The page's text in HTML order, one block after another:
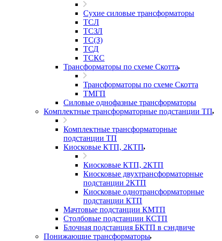
Сухие силовые трансформаторы
ТСЛ
ТСЗЛ
ТС(З)
ТСД
ТСКС
Трансформаторы по схеме Скотта
Трансформаторы по схеме Скотта
ТМГП
Силовые однофазные трансформаторы
Комплектные трансформаторные подстанции ТП
Комплектные трансформаторные
подстанции ТП
Киосковые КТП, 2КТП
Киосковые КТП, 2КТП
Киосковые двухтрансформаторные
подстанции 2КТП
Киосковые однотрансформаторные
подстанции КТП
Мачтовые подстанции КМТП
Столбовые подстанции КСТП
Блочная подстанция БКТП в сэндвиче
Понижающие трансформаторы